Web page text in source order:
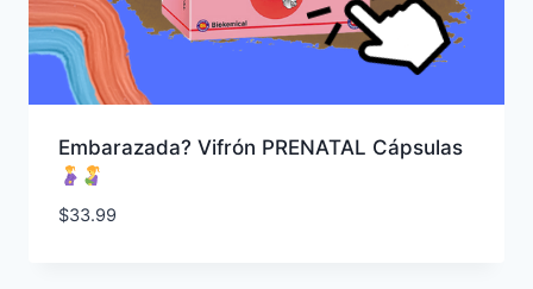
Embarazada? Vifrón PRENATAL Cápsulas
$33.99